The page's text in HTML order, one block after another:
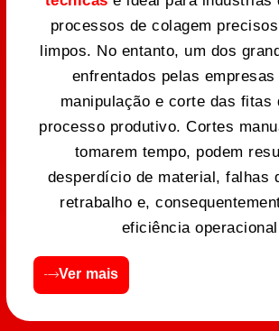
processos de colagem
limpos. No entanto, um dos
enfrentados pelas
manipulação e corte das fitas
processo produtivo. Cortes
tomarem tempo, podem
desperdício de material, falhas
retrabalho e,
eficiência
Ver mais